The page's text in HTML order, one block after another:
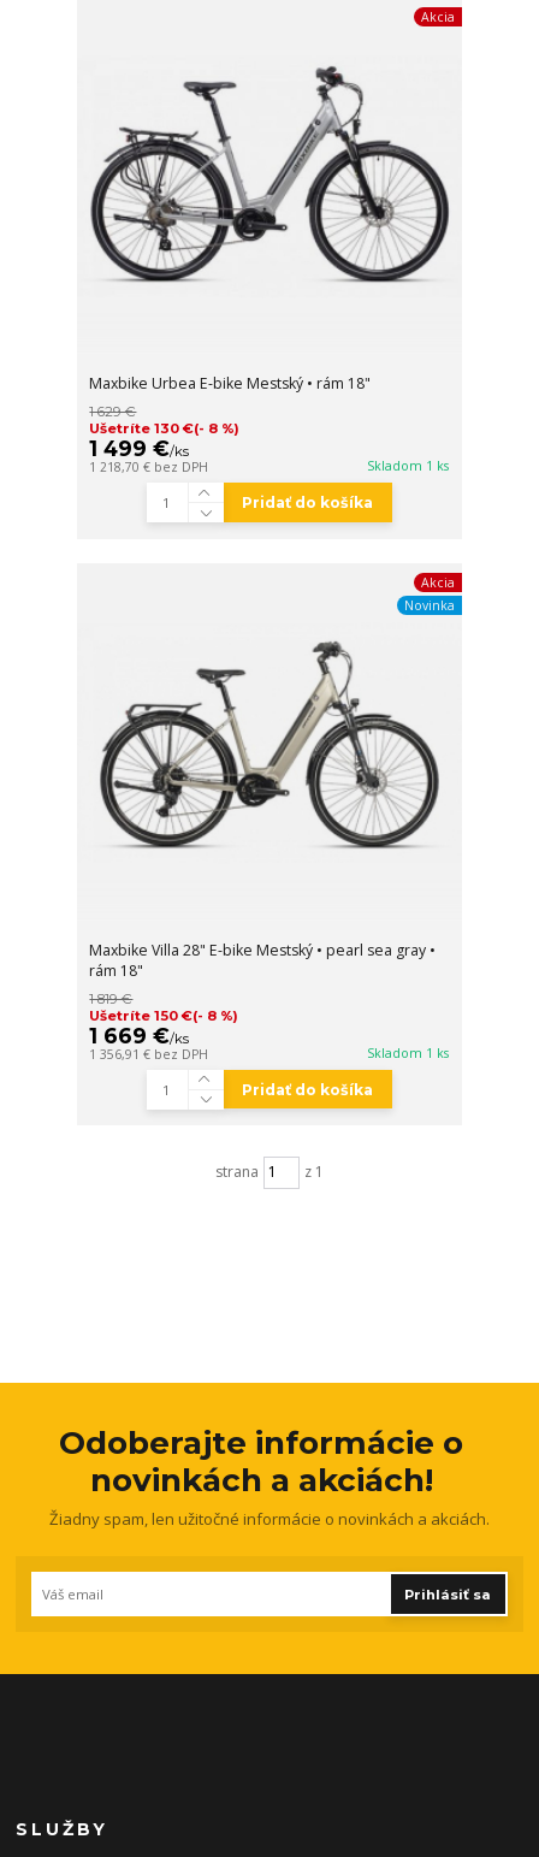
Akcia
Maxbike Urbea E-bike Mestský • rám 18"
1 629 €
Ušetríte 130 €(- 8 %)
1 499 €/ks
1 218,70 € bez DPH Skladom 1 ks
Pridať do košíka
Akcia
Novinka
Maxbike Villa 28" E-bike Mestský • pearl sea gray •
rám 18"
1 819 €
Ušetríte 150 €(- 8 %)
1 669 €/ks
1 356,91 € bez DPH Skladom 1 ks
Pridať do košíka
strana z 1
Odoberajte informácie o
novinkách a akciách!
Žiadny spam, len užitočné informácie o novinkách a akciách.
Prihlásiť sa
SLUŽBY